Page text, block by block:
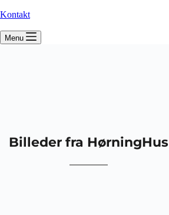
Kontakt
Menu
Billeder fra HørningHus